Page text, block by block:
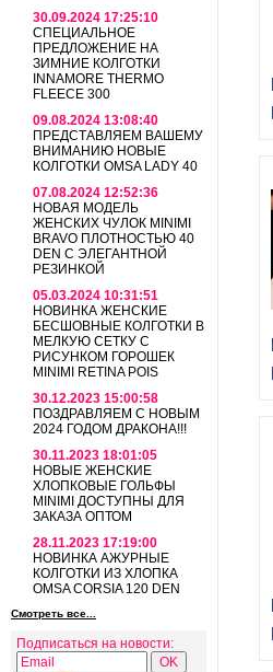
30.09.2024 17:25:10
СПЕЦИАЛЬНОЕ
ПРЕДЛОЖЕНИЕ НА
ЗИМНИЕ КОЛГОТКИ
INNAMORE THERMO
FLEECE 300
09.08.2024 13:08:40
ПРЕДСТАВЛЯЕМ ВАШЕМУ
ВНИМАНИЮ НОВЫЕ
КОЛГОТКИ OMSA LADY 40
07.08.2024 12:52:36
НОВАЯ МОДЕЛЬ
ЖЕНСКИХ ЧУЛОК MINIMI
BRAVO ПЛОТНОСТЬЮ 40
DEN С ЭЛЕГАНТНОЙ
РЕЗИНКОЙ
05.03.2024 10:31:51
НОВИНКА ЖЕНСКИЕ
БЕСШОВНЫЕ КОЛГОТКИ В
МЕЛКУЮ СЕТКУ С
РИСУНКОМ ГОРОШЕК
MINIMI RETINA POIS
30.12.2023 15:00:58
ПОЗДРАВЛЯЕМ С НОВЫМ
2024 ГОДОМ ДРАКОНА!!!
30.11.2023 18:01:05
НОВЫЕ ЖЕНСКИЕ
ХЛОПКОВЫЕ ГОЛЬФЫ
MINIMI ДОСТУПНЫ ДЛЯ
ЗАКАЗА ОПТОМ
28.11.2023 17:19:00
НОВИНКА АЖУРНЫЕ
КОЛГОТКИ ИЗ ХЛОПКА
OMSA CORSIA 120 DEN
Смотреть все...
Подписаться на новости: